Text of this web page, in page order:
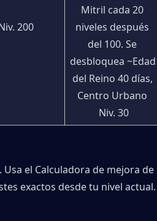
200
Mitril cada 20
niveles después
del 100. Se
desbloquea ~Edad
del Reino 40 días,
Centro Urbano
Niv. 30
Usa el Calculadora de mejora de
exactos desde tu nivel actual.